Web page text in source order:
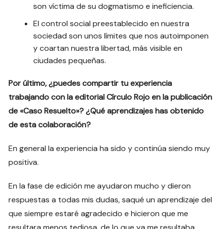
son víctima de su dogmatismo e ineficiencia.
El control social preestablecido en nuestra
sociedad son unos límites que nos autoimponen
y coartan nuestra libertad, más visible en
ciudades pequeñas.
Por último, ¿puedes compartir tu experiencia
trabajando con la editorial Círculo Rojo en la publicación
de «Caso Resuelto»? ¿Qué aprendizajes has obtenido
de esta colaboración?
En general la experiencia ha sido y continúa siendo muy
positiva.
En la fase de edición me ayudaron mucho y dieron
respuestas a todas mis dudas, saqué un aprendizaje del
que siempre estaré agradecido e hicieron que me